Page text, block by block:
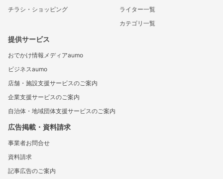
チラシ・ショッピング
ライター一覧
カテゴリ一覧
提供サービス
おでかけ情報メディアaumo
ビジネスaumo
店舗・施設支援サービスのご案内
企業支援サービスのご案内
自治体・地域団体支援サービスのご案内
広告掲載・資料請求
事業者お問合せ
資料請求
記事広告のご案内